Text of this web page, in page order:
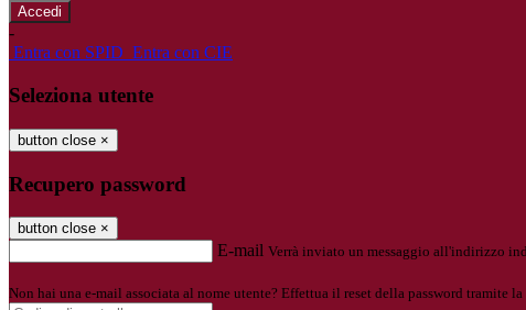
-
Entra con SPID Entra con CIE
Seleziona utente
button close ×
Recupero password
button close ×
E-mail Verrà inviato un messaggio all'indirizzo
Non hai una e-mail associata al nome utente? Effettua il reset della password tramite la